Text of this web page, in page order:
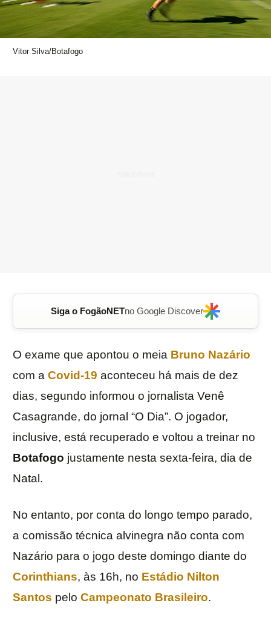
Vitor Silva/Botafogo
Siga o FogãoNETno Google Discover
O exame que apontou o meia Bruno Nazário
com a Covid-19 aconteceu há mais de dez
dias, segundo informou o jornalista Venê
Casagrande, do jornal “O Dia”. O jogador,
inclusive, está recuperado e voltou a treinar no
Botafogo justamente nesta sexta-feira, dia de
Natal.
No entanto, por conta do longo tempo parado,
a comissão técnica alvinegra não conta com
Nazário para o jogo deste domingo diante do
Corinthians, às 16h, no Estádio Nilton
Santos pelo Campeonato Brasileiro.